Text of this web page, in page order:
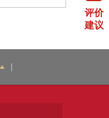
评价
建议